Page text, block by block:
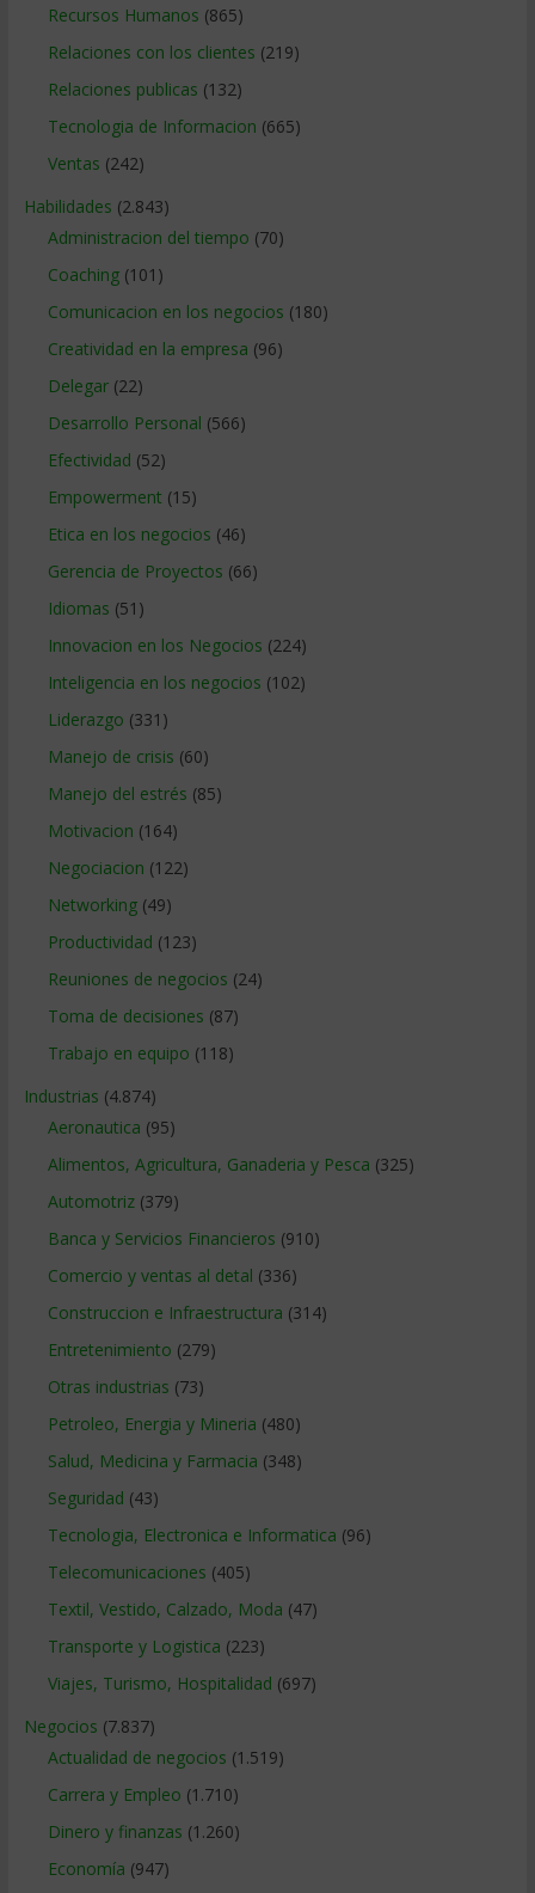
Recursos Humanos (865)
Relaciones con los clientes (219)
Relaciones publicas (132)
Tecnologia de Informacion (665)
Ventas (242)
Habilidades (2.843)
Administracion del tiempo (70)
Coaching(101)
Comunicacion en los negocios (180)
Creatividad en la empresa (96)
Delegar(22)
Desarrollo Personal (566)
Efectividad (52)
Empowerment (15)
Etica en los negocios (46)
Gerencia de Proyectos (66)
Idiomas (51)
Innovacion en los Negocios (224)
Inteligencia en los negocios (102)
Liderazgo (331)
Manejo de crisis (60)
Manejo del estrés (85)
Motivacion (164)
Negociacion (122)
Networking(49)
Productividad (123)
Reuniones de negocios (24)
Toma de decisiones (87)
Trabajo en equipo (118)
Industrias (4.874)
Aeronautica (95)
Alimentos, Agricultura, Ganaderia y Pesca (325)
Automotriz(379)
Banca y Servicios Financieros (910)
Comercio y ventas al detal (336)
Construccion e Infraestructura (314)
Entretenimiento (279)
Otras industrias (73)
Petroleo, Energia y Mineria (480)
Salud, Medicina y Farmacia (348)
Seguridad (43)
Tecnologia, Electronica e Informatica (96)
Telecomunicaciones (405)
Textil, Vestido, Calzado, Moda (47)
Transporte y Logistica (223)
Viajes, Turismo, Hospitalidad (697)
Negocios (7.837)
Actualidad de negocios (1.519)
Carrera y Empleo (1.710)
Dinero y finanzas (1.260)
Economía (947)